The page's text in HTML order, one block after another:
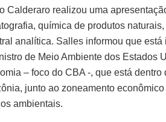
Calderaro realizou uma
química de produtos
analítica. Salles informou que
de Meio Ambiente dos Estados
– foco do CBA -, que está
junto ao zoneamento
ambientais.